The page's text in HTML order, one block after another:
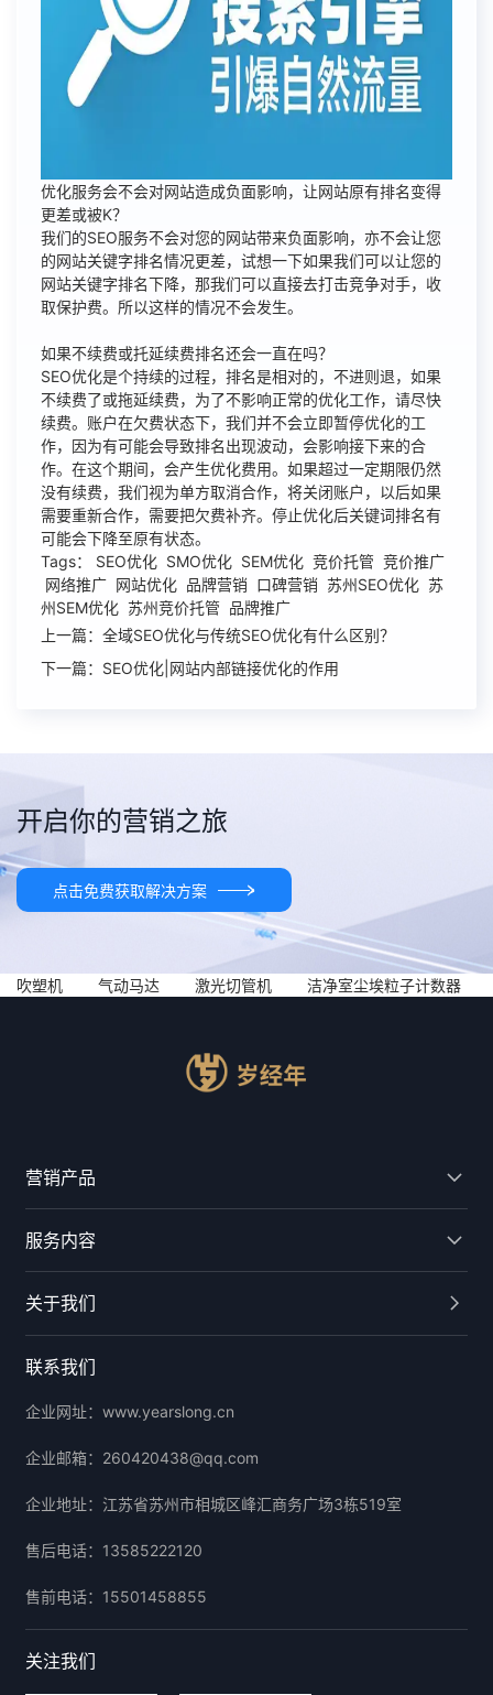
优化服务会不会对网站造成负面影响，让网站原有排名变得
更差或被K？
我们的SEO服务不会对您的网站带来负面影响，亦不会让您
的网站关键字排名情况更差，试想一下如果我们可以让您的
网站关键字排名下降，那我们可以直接去打击竞争对手，收
取保护费。所以这样的情况不会发生。
如果不续费或托延续费排名还会一直在吗？
SEO优化是个持续的过程，排名是相对的，不进则退，如果
不续费了或拖延续费，为了不影响正常的优化工作，请尽快
续费。账户在欠费状态下，我们并不会立即暂停优化的工
作，因为有可能会导致排名出现波动，会影响接下来的合
作。在这个期间，会产生优化费用。如果超过一定期限仍然
没有续费，我们视为单方取消合作，将关闭账户，以后如果
需要重新合作，需要把欠费补齐。停止优化后关键词排名有
可能会下降至原有状态。
Tags： SEO优化 SMO优化 SEM优化 竞价托管 竞价推广
网络推广 网站优化 品牌营销 口碑营销 苏州SEO优化 苏
州SEM优化 苏州竞价托管 品牌推广
上一篇：全域SEO优化与传统SEO优化有什么区别？
下一篇：SEO优化|网站内部链接优化的作用
开启你的营销之旅
点击免费获取解决方案
吹塑机 气动马达 激光切管机 洁净室尘埃粒子计数器
营销产品
服务内容
关于我们
联系我们
企业网址： www.yearslong.cn
企业邮箱： 260420438@qq.com
企业地址： 江苏省苏州市相城区峰汇商务广场3栋519室
售后电话： 13585222120
售前电话： 15501458855
关注我们